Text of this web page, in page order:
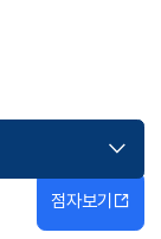
점자보기